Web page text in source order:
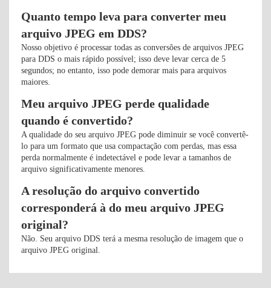
Quanto tempo leva para converter meu
arquivo JPEG em DDS?
Nosso objetivo é processar todas as conversões de arquivos JPEG
para DDS o mais rápido possível; isso deve levar cerca de 5
segundos; no entanto, isso pode demorar mais para arquivos
maiores.
Meu arquivo JPEG perde qualidade
quando é convertido?
A qualidade do seu arquivo JPEG pode diminuir se você convertê-
lo para um formato que usa compactação com perdas, mas essa
perda normalmente é indetectável e pode levar a tamanhos de
arquivo significativamente menores.
A resolução do arquivo convertido
corresponderá à do meu arquivo JPEG
original?
Não. Seu arquivo DDS terá a mesma resolução de imagem que o
arquivo JPEG original.